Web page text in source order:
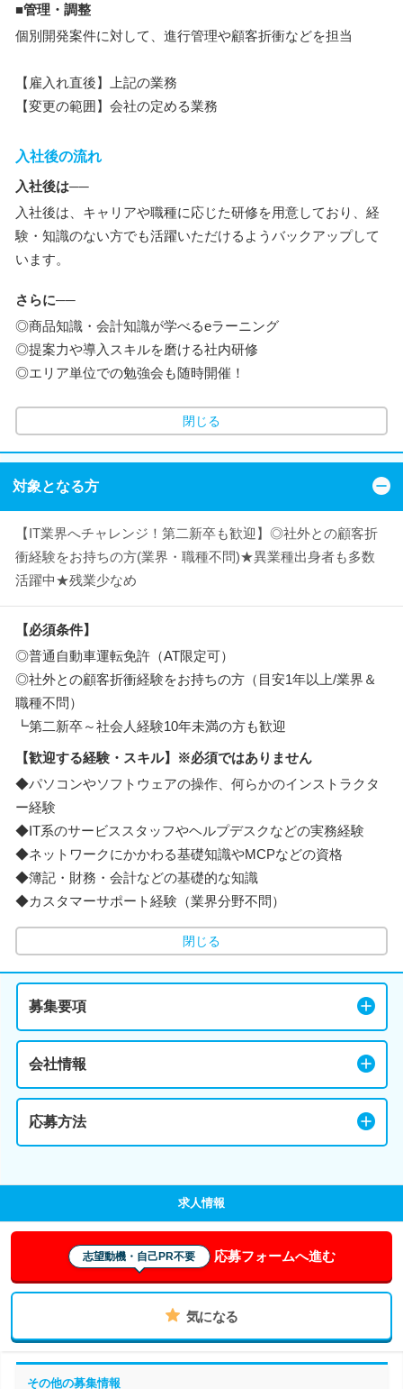
■管理・調整
個別開発案件に対して、進行管理や顧客折衝などを担当
【雇入れ直後】上記の業務
【変更の範囲】会社の定める業務
入社後の流れ
入社後は──
入社後は、キャリアや職種に応じた研修を用意しており、経
験・知識のない方でも活躍いただけるようバックアップして
います。
さらに──
◎商品知識・会計知識が学べるeラーニング
◎提案力や導入スキルを磨ける社内研修
◎エリア単位での勉強会も随時開催！
閉じる
対象となる方
【IT業界へチャレンジ！第二新卒も歓迎】◎社外との顧客折
衝経験をお持ちの方(業界・職種不問)★異業種出身者も多数
活躍中★残業少なめ
【必須条件】
◎普通自動車運転免許（AT限定可）
◎社外との顧客折衝経験をお持ちの方（目安1年以上/業界＆
職種不問）
┗第二新卒～社会人経験10年未満の方も歓迎
【歓迎する経験・スキル】※必須ではありません
◆パソコンやソフトウェアの操作、何らかのインストラクタ
ー経験
◆IT系のサービススタッフやヘルプデスクなどの実務経験
◆ネットワークにかかわる基礎知識やMCPなどの資格
◆簿記・財務・会計などの基礎的な知識
◆カスタマーサポート経験（業界分野不問）
閉じる
募集要項
会社情報
応募方法
求人情報
志望動機・自己PR不要 応募フォームへ進む
気になる
その他の募集情報